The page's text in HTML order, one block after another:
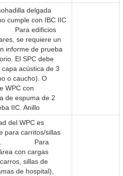
delgada
cumple con IBC IIC
edificios
se requiere un
informe de prueba
El SPC debe
capa acústica de 3
o caucho). O
WPC con
de espuma de 2
IIC. Anillo
del WPC es
para carritos/sillas
Para
con cargas
sillas de
de hospital),